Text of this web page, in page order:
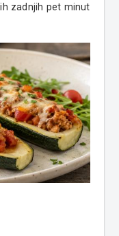
zadnjih pet minut